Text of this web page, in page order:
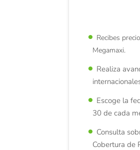
Recibes
Megamaxi.
Realiza
Escoge la
30 de cada
Consulta
Cobertura de